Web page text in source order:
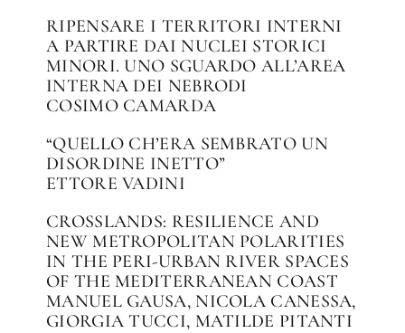
RIPENSARE I TERRITORI INTERNI
A PARTIRE DAI NUCLEI STORICI
MINORI. UNO SGUARDO ALL’AREA
INTERNA DEI NEBRODI
COSIMO CAMARDA
“QUELLO CH’ERA SEMBRATO UN
DISORDINE INETTO”
ETTORE VADINI
CROSSLANDS: RESILIENCE AND
NEW METROPOLITAN POLARITIES
IN THE PERI-URBAN RIVER SPACES
OF THE MEDITERRANEAN COAST
MANUEL GAUSA, NICOLA CANESSA,
GIORGIA TUCCI, MATILDE PITANTI